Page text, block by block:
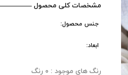
مشخصات کلی محصول
جنس محصول:
ابعاد:
رنگ های موجود : ۰ رنگ